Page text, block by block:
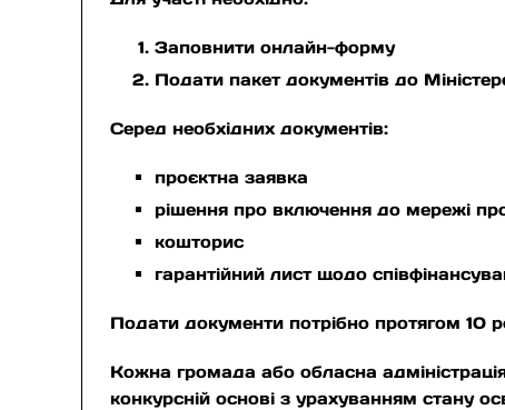
Заповнити онлайн-форму
Подати пакет документів до
Серед необхідних документів:
проєктна заявка
рішення про включення до мережі
кошторис
гарантійний лист щодо
Подати документи потрібно протягом 10
Кожна громада або обласна
конкурсній основі з урахуванням стану